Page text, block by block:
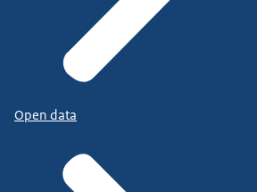
Open data